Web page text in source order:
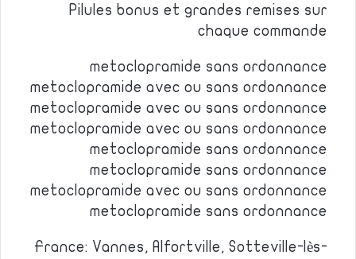
Pilules bonus et grandes remises sur
chaque commande
metoclopramide sans ordonnance
metoclopramide avec ou sans ordonnance
metoclopramide avec ou sans ordonnance
metoclopramide avec ou sans ordonnance
metoclopramide sans ordonnance
metoclopramide sans ordonnance
metoclopramide avec ou sans ordonnance
metoclopramide sans ordonnance
France: Vannes, Alfortville, Sotteville-lès-